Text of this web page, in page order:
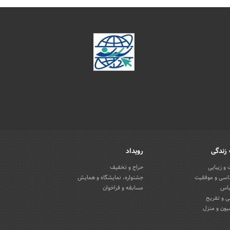
زیبایی
و موفقیت
و تفریح
و منزل
رویداد
حراج و تخفیف
جشنواره، نمایشگاه و همایش
مسابقه و فراخوان